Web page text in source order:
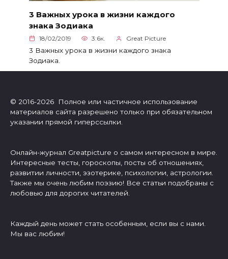
3 Важных урока в жизни каждого
знака Зодиака
18/02/2019 3.6к. Great Picture
3 Важных урока в жизни каждого знака
Зодиака.
© 2016-2026 Полное или частичное использование
материалов сайта разрешено только при обязательном
указании прямой гиперссылки.
Онлайн-журнал Greatpicture о самом интересном в мире.
Интересные тесты, гороскопы, посты об отношениях,
развитии личности, эзотерике, психологии, астрологии.
Также мы очень любим поэзию! Все статьи подобраны с
любовью для дорогих читателей.
Каждый день может стать особенным, если вы с нами.
Мы вас любим!